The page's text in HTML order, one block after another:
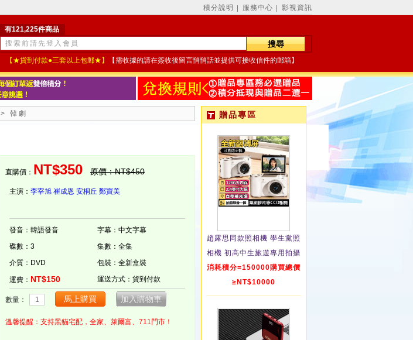
積分說明 服務中心 影視資訊
有121,225件商品
【★貨到付款●三套以上包郵★】 【需收據的請在簽收後留言悄悄話並提供可接收信件的郵箱】
> 韓劇
直購價： NT$350 原價：NT$450
主演： 李宰旭 崔成恩 安桐丘 鄭寶美
發音：韓語發音
字幕：中文字幕
碟數：3
集數：全集
介質：DVD
包裝：全新盒裝
運費： NT$150 運送方式：貨到付款
數量：
溫馨提醒：支持黑貓宅配，全家、萊爾富、711門市！
贈品專區
趙露思同款照相機 學生黨照
相機 初高中生旅遊專用拍攝
消耗積分=150000購買總價
≥NT$10000